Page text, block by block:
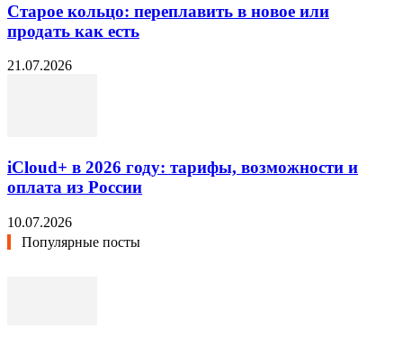
Старое кольцо: переплавить в новое или
продать как есть
21.07.2026
iCloud+ в 2026 году: тарифы, возможности и
оплата из России
10.07.2026
Популярные посты